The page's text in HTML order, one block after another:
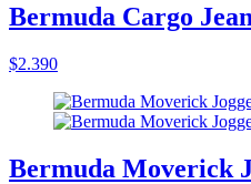
Bermuda Cargo Jean
$2.390
Bermuda Moverick